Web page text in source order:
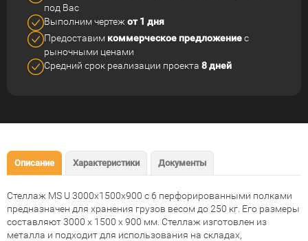
под Вас
Выполним чертеж от 1 дня
Предоставим коммерческое предложениес
рыночными ценами
Средний срок реализации проекта 8 дней
Описание Характеристики Документы
Стеллаж MS U 3000x1500x900 с 6 перфорированными полками
предназначен для хранения грузов весом до 250 кг. Его размеры
составляют 3000 x 1500 x 900 мм. Стеллаж изготовлен из
металла и подходит для использования на складах,